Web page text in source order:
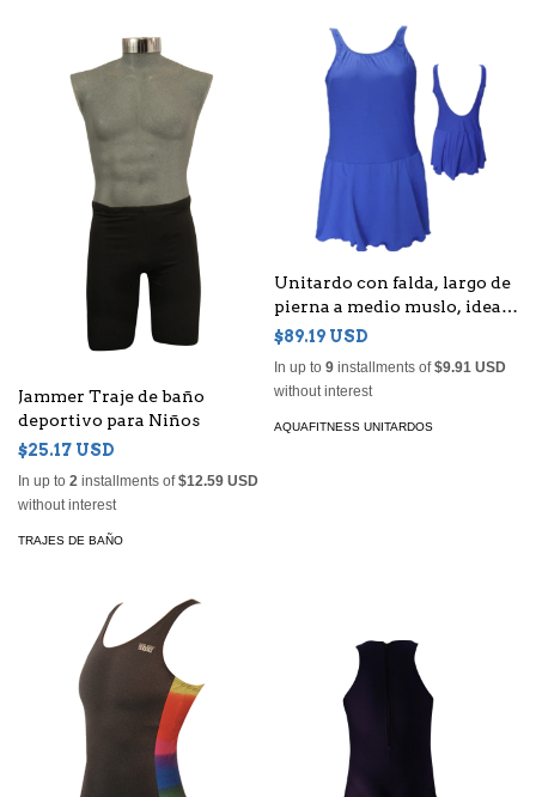
Jammer Traje de baño
deportivo para Niños
$25.17 USD
In up to 2 installments of$12.59 USD
without interest
TRAJES DE BAÑO
Unitardo con falda, largo de
pierna a medio muslo, ideal
para realizar ejercicios
comodidad.
$89.19 USD
In up to 9 installments of$9.91 USD
without interest
AQUAFITNESS UNITARDOS